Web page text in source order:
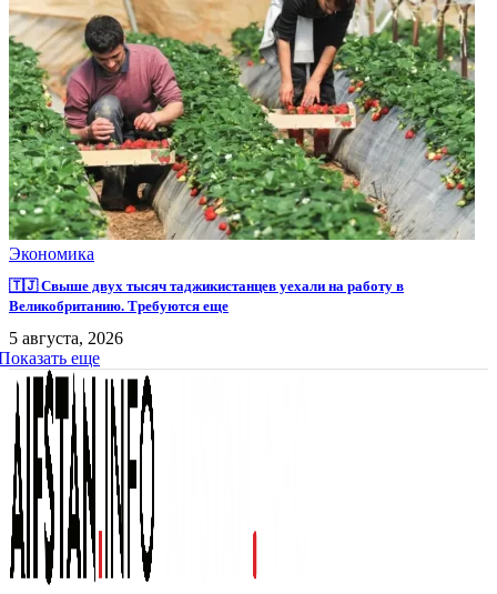
Экономика
🇹🇯 Свыше двух тысяч таджикистанцев уехали на работу в
Великобританию. Требуются еще
5 августа, 2026
еще